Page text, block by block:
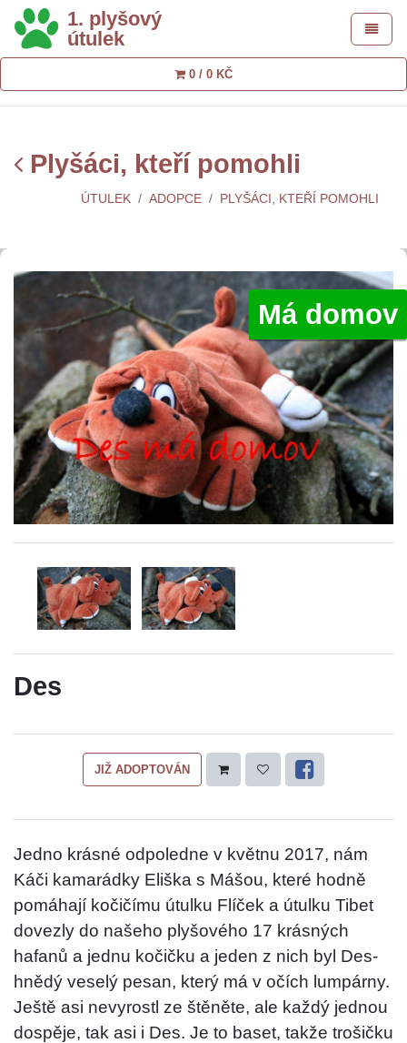
1. plyšový
útulek
Toggle
0 / 0 KČ
Plyšáci, kteří pomohli
ÚTULEK ADOPCE PLYŠÁCI, KTEŘÍ POMOHLI
Má domov
Des
JIŽ ADOPTOVÁN
Jedno krásné odpoledne v květnu 2017, nám
Káči kamarádky Eliška s Mášou, které hodně
pomáhají kočičímu útulku Flíček a útulku Tibet
dovezly do našeho plyšového 17 krásných
hafanů a jednu kočičku a jeden z nich byl Des-
hnědý veselý pesan, který má v očích lumpárny.
Ještě asi nevyrostl ze štěněte, ale každý jednou
dospěje, tak asi i Des. Je to baset, takže trošičku